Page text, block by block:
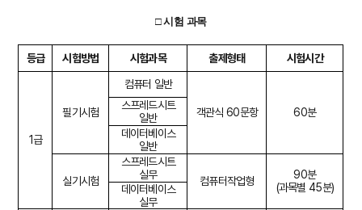
□ 시험 과목
등급 시험방법 시험과목 출제형태 시험시간
1급
필기시험
컴퓨터 일반
객관식 60문항 60분
스프레드시트
일반
데이터베이스
일반
실기시험
스프레드시트
실무
컴퓨터작업형 90분
(과목별 45분)
데이터베이스
실무